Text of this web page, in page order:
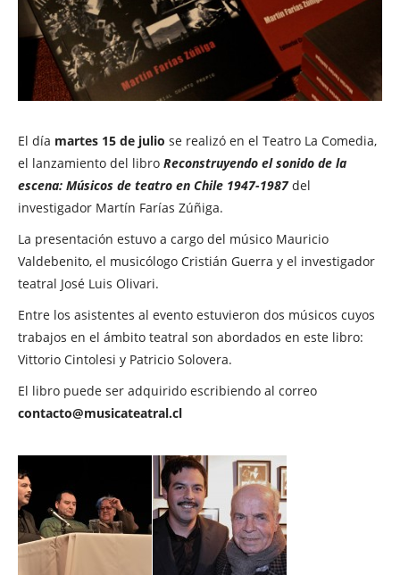
El día martes 15 de julio se realizó en el Teatro La Comedia,
el lanzamiento del libro Reconstruyendo el sonido de la
escena: Músicos de teatro en Chile 1947-1987del
investigador Martín Farías Zúñiga.
La presentación estuvo a cargo del músico Mauricio
Valdebenito, el musicólogo Cristián Guerra y el investigador
teatral José Luis Olivari.
Entre los asistentes al evento estuvieron dos músicos cuyos
trabajos en el ámbito teatral son abordados en este libro:
Vittorio Cintolesi y Patricio Solovera.
El libro puede ser adquirido escribiendo al correo
contacto@musicateatral.cl